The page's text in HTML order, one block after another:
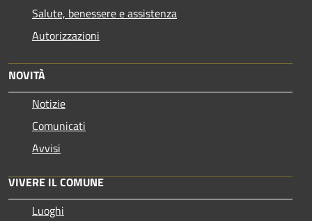
Salute, benessere e assistenza
Autorizzazioni
NOVITÀ
Notizie
Comunicati
Avvisi
VIVERE IL COMUNE
Luoghi